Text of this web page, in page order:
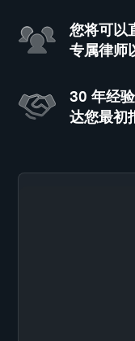
您将可以
专属律师
30 年经
达您最初